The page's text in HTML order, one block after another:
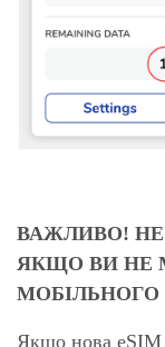
ВАЖЛИВО! НЕ
ЯКЩО ВИ НЕ
МОБІЛЬНОГО
Якщо нова eSIM